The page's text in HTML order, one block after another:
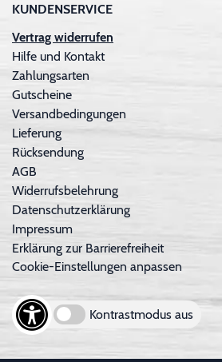
KUNDENSERVICE
Vertrag widerrufen
Hilfe und Kontakt
Zahlungsarten
Gutscheine
Versandbedingungen
Lieferung
Rücksendung
AGB
Widerrufsbelehrung
Datenschutzerklärung
Impressum
Erklärung zur Barrierefreiheit
Cookie-Einstellungen anpassen
Kontrastmodus aus